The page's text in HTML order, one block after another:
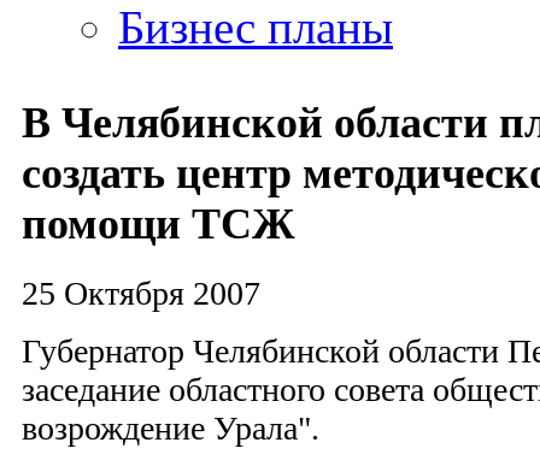
Бизнес планы
В Челябинской области
создать центр
помощи ТСЖ
25 Октября 2007
Губернатор Челябинской области
заседание областного совета
возрождение Урала".